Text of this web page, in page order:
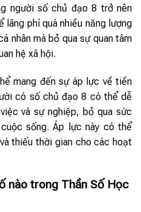
người số chủ đạo 8 trở nên
lãng phí quá nhiều năng lượng
nhân mà bỏ qua sự quan tâm
hệ xã hội.
mang đến sự áp lực về tiền
có số chủ đạo 8 có thể dễ
và sự nghiệp, bỏ qua sức
sống. Áp lực này có thể
thiếu thời gian cho các hoạt
nào trong Thần Số Học